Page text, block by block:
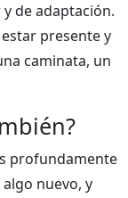
de adaptación.
presente y
caminata, un
profundamente
nuevo, y